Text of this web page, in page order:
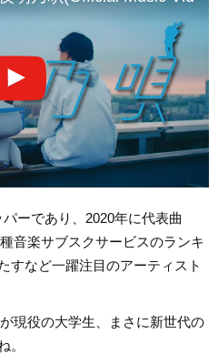
ーであり、2020年に代表曲
音楽サブスクサービスのランキ
すなど一躍注目のアーティスト
現役の大学生、まさに新世代の
。